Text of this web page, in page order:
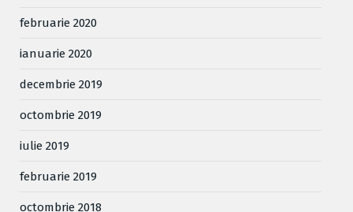
februarie 2020
ianuarie 2020
decembrie 2019
octombrie 2019
iulie 2019
februarie 2019
octombrie 2018